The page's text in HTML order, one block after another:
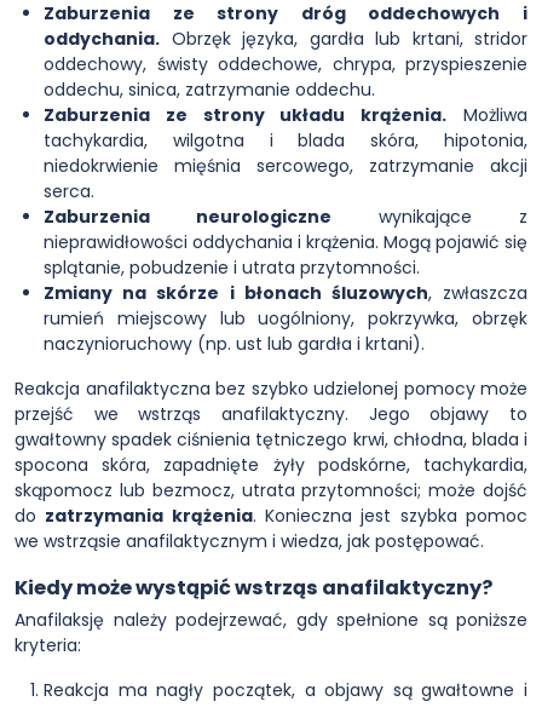
Zaburzenia ze strony dróg oddechowych i
oddychania. Obrzęk języka, gardła lub krtani, stridor
oddechowy, świsty oddechowe, chrypa, przyspieszenie
oddechu, sinica, zatrzymanie oddechu.
Zaburzenia ze strony układu krążenia. Możliwa
tachykardia, wilgotna i blada skóra, hipotonia,
niedokrwienie mięśnia sercowego, zatrzymanie akcji
serca.
Zaburzenia neurologiczne wynikające z
nieprawidłowości oddychania i krążenia. Mogą pojawić się
splątanie, pobudzenie i utrata przytomności.
Zmiany na skórze i błonach śluzowych, zwłaszcza
rumień miejscowy lub uogólniony, pokrzywka, obrzęk
naczynioruchowy (np. ust lub gardła i krtani).
Reakcja anafilaktyczna bez szybko udzielonej pomocy może
przejść we wstrząs anafilaktyczny. Jego objawy to
gwałtowny spadek ciśnienia tętniczego krwi, chłodna, blada i
spocona skóra, zapadnięte żyły podskórne, tachykardia,
skąpomocz lub bezmocz, utrata przytomności; może dojść
do zatrzymania krążenia. Konieczna jest szybka pomoc
we wstrząsie anafilaktycznym i wiedza, jak postępować.
Kiedy może wystąpić wstrząs anafilaktyczny?
Anafilaksję należy podejrzewać, gdy spełnione są poniższe
kryteria:
Reakcja ma nagły początek, a objawy są gwałtowne i